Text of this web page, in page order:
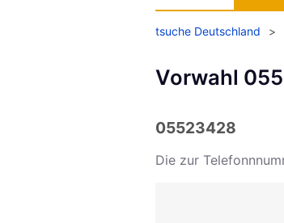
tsuche Deutschland >
Vorwahl
05523428
Die zur